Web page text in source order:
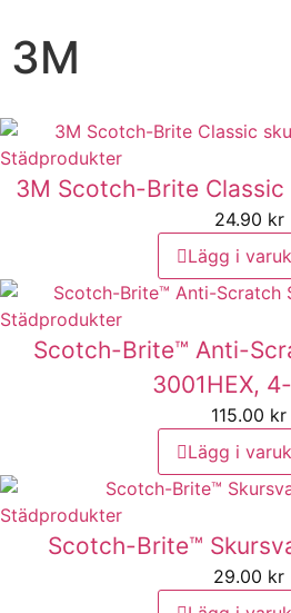
3M
Städprodukter
3M Scotch-Brite
24.90 kr
Lägg i
Städprodukter
Scotch-Brite™ Anti-
3001HEX,
115.00 kr
Lägg i
Städprodukter
Scotch-Brite™
29.00 kr
Nödvändiga
Dessa kakor
går inte att välja